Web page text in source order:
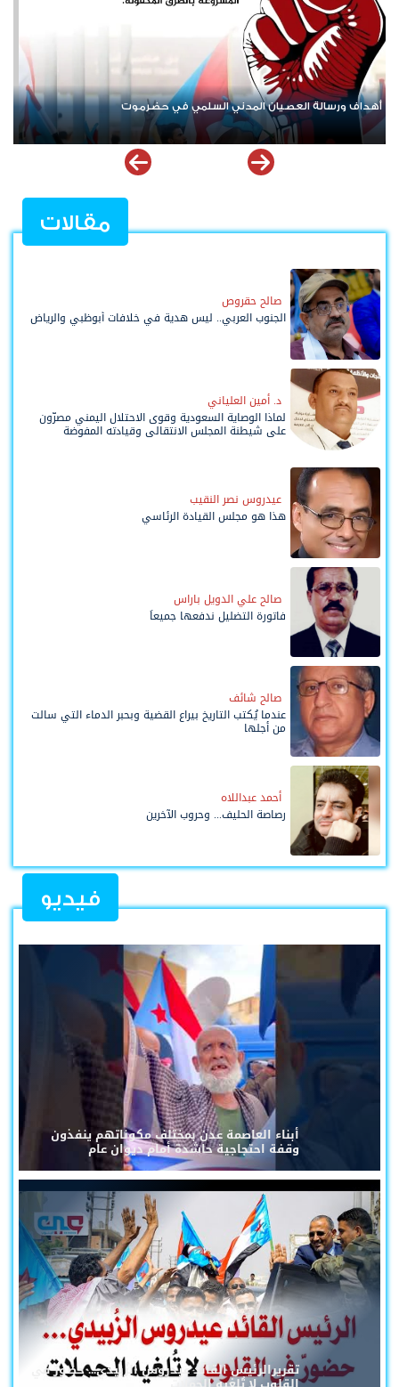
أبرز ممارسات حكومة الوصاية ضد أبناء الجنوب العربي
مقالات
صالح حقروص
الجنوب العربي.. ليس هدية في خلافات أبوظبي والرياض
د. أمين العلياني
لماذا الوصاية السعودية وقوى الاحتلال اليمني مصرّون
على شيطنة المجلس الانتقالي وقيادته المفوضة
وحواضنه الشعبية؟
عيدروس نصر النقيب
هذا هو مجلس القيادة الرئاسي
صالح علي الدويل باراس
فاتورة التضليل ندفعها جميعاً
صالح شائف
عندما يُكتب التاريخ بيراع القضية وبحبر الدماء التي سالت
من أجلها
أحمد عبداللاه
رصاصة الحليف... وحروب الآخرين
فيديو
أبناء العاصمة عدن بمختلف مكوناتهم ينفذون
وقفة احتجاجية حاشدة أمام ديوان عام
تقريرالرئيس القائد عيدروس الزُبيدي... حضورٌ في